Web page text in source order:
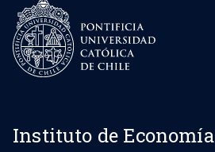
Instituto de Economía